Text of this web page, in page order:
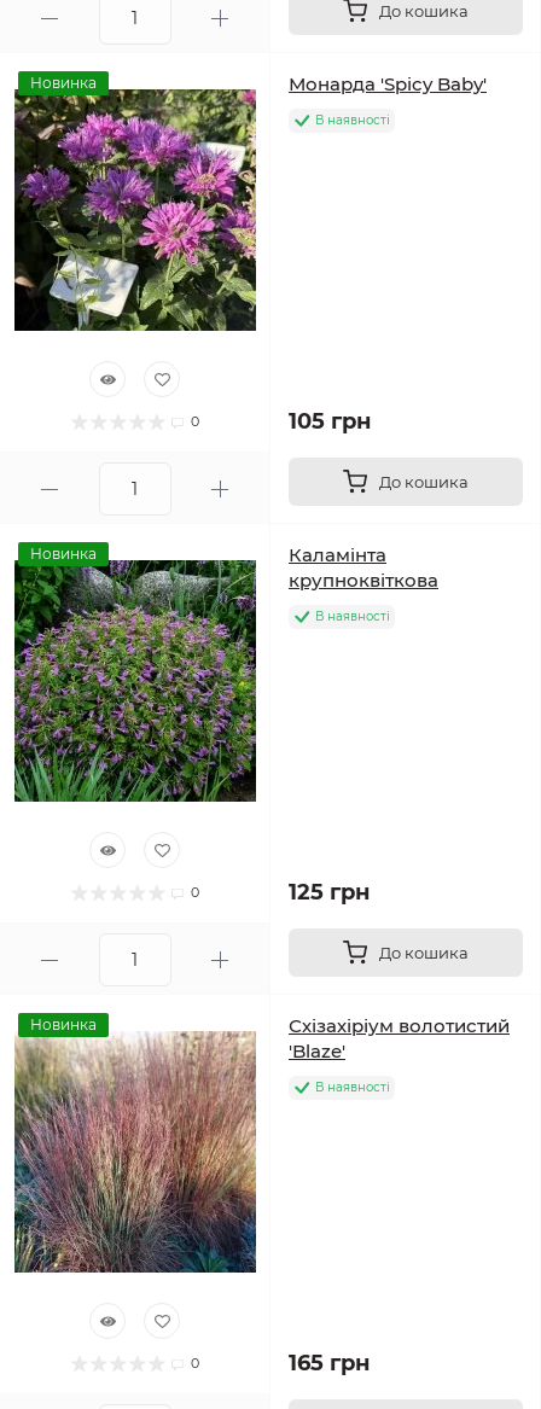
До кошика
Новинка
0
Монарда 'Spicy Baby'
В наявності
105 грн
До кошика
Новинка
0
Каламінта
крупноквіткова
В наявності
125 грн
До кошика
Новинка
0
Схізахіріум волотистий
'Blaze'
В наявності
165 грн